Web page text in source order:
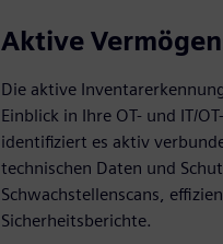
Aktive
Die aktive
Einblick in Ihre OT- und IT/
identifiziert es aktiv
technischen Daten und
Schwachstellenscans,
Sicherheitsberichte.